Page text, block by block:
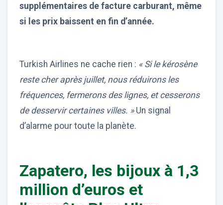
supplémentaires de facture carburant, même
si les prix baissent en fin d’année.
Turkish Airlines ne cache rien : « Si le kérosène
reste cher après juillet, nous réduirons les
fréquences, fermerons des lignes, et cesserons
de desservir certaines villes. »Un signal
d’alarme pour toute la planète.
Zapatero, les bijoux à 1,3
million d’euros et